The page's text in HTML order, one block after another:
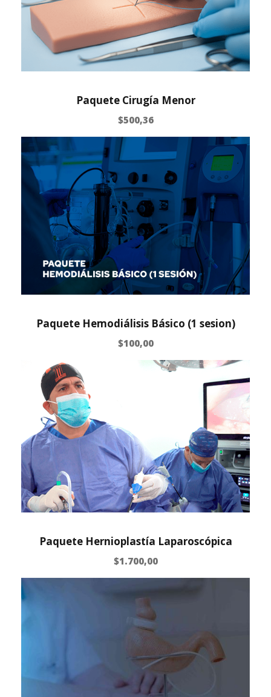
Paquete Cirugía Menor
$500,36
Paquete Hemodiálisis Básico (1 sesion)
$100,00
Paquete Hernioplastía Laparoscópica
$1.700,00